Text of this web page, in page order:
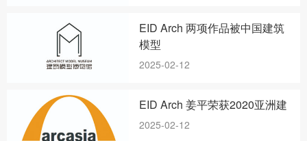
EID Arch 两项作品被中国建筑
模型
2025-02-12
EID Arch 姜平荣获2020亚洲建
2025-02-12